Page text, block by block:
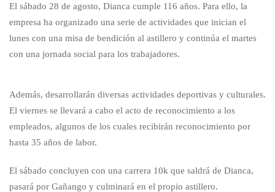
El sábado 28 de agosto, Dianca cumple 116 años. Para ello, la
empresa ha organizado una serie de actividades que inician el
lunes con una misa de bendición al astillero y continúa el martes
con una jornada social para los trabajadores.
Además, desarrollarán diversas actividades deportivas y culturales.
El viernes se llevará a cabo el acto de reconocimiento a los
empleados, algunos de los cuales recibirán reconocimiento por
hasta 35 años de labor.
El sábado concluyen con una carrera 10k que saldrá de Dianca,
pasará por Gañango y culminará en el propio astillero.